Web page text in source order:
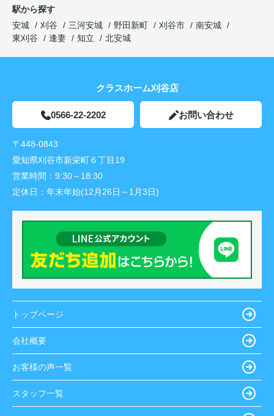
駅から探す
安城
刈谷 三河安城 野田新町 刈谷市
南安城
東刈谷
逢妻 知立 北安城
クラスホーム刈谷店
0566-22-2202 お問い合わせ
〒448-0843
愛知県刈谷市新栄町６丁目19
営業時間： 9:30～18:30
定休日： 年末年始(12月26日～1月3日)
トップページ
会社概要
お客様の声一覧
スタッフ一覧